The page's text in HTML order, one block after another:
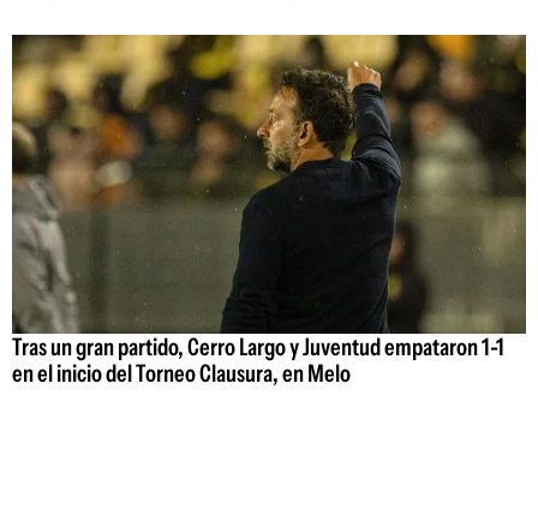
Tras un gran partido, Cerro Largo y Juventud empataron 1-1
en el inicio del Torneo Clausura, en Melo